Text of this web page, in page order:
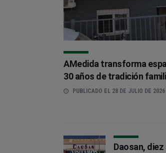
AMedida transforma
30 años de tradición
PUBLICADO EL 28 DE JULIO DE 2026
Daosan,